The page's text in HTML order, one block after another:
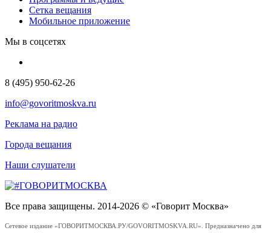
Сетка вещания
Мобильное приложение
Мы в соцсетях
8 (495) 950-62-26
info@govoritmoskva.ru
Реклама на радио
Города вещания
Наши слушатели
Все права защищены. 2014-2026 © «Говорит Москва»
Сетевое издание «ГОВОРИТМОСКВА.РУ/GOVORITMOSKVA.RU». Предназначено для